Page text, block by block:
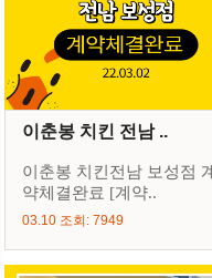
이춘봉 치킨 전남 ..
이춘봉 치킨전남 보성점 계
약체결완료 [계약..
03.10 조회: 7949